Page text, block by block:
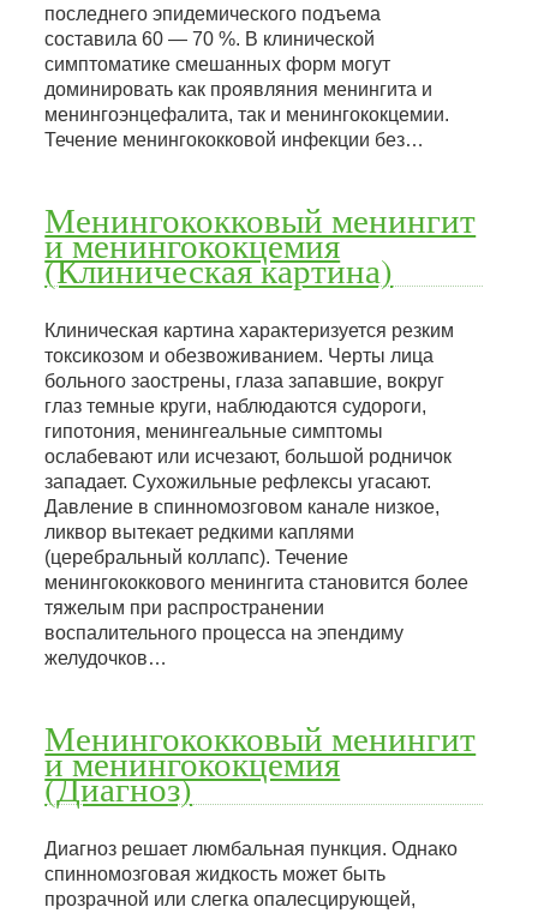
последнего эпидемического подъема
составила 60 — 70 %. В клинической
симптоматике смешанных форм могут
доминировать как проявляния менингита и
менингоэнцефалита, так и менингококцемии.
Течение менингококковой инфекции без…
Менингококковый менингит
и менингококцемия
(Клиническая картина)
Клиническая картина характеризуется резким
токсикозом и обезвоживанием. Черты лица
больного заострены, глаза запавшие, вокруг
глаз темные круги, наблюдаются судороги,
гипотония, менингеальные симптомы
ослабевают или исчезают, большой родничок
западает. Сухожильные рефлексы угасают.
Давление в спинномозговом канале низкое,
ликвор вытекает редкими каплями
(церебральный коллапс). Течение
менингококкового менингита становится более
тяжелым при распространении
воспалительного процесса на эпендиму
желудочков…
Менингококковый менингит
и менингококцемия
(Диагноз)
Диагноз решает люмбальная пункция. Однако
спинномозговая жидкость может быть
прозрачной или слегка опалесцирующей,